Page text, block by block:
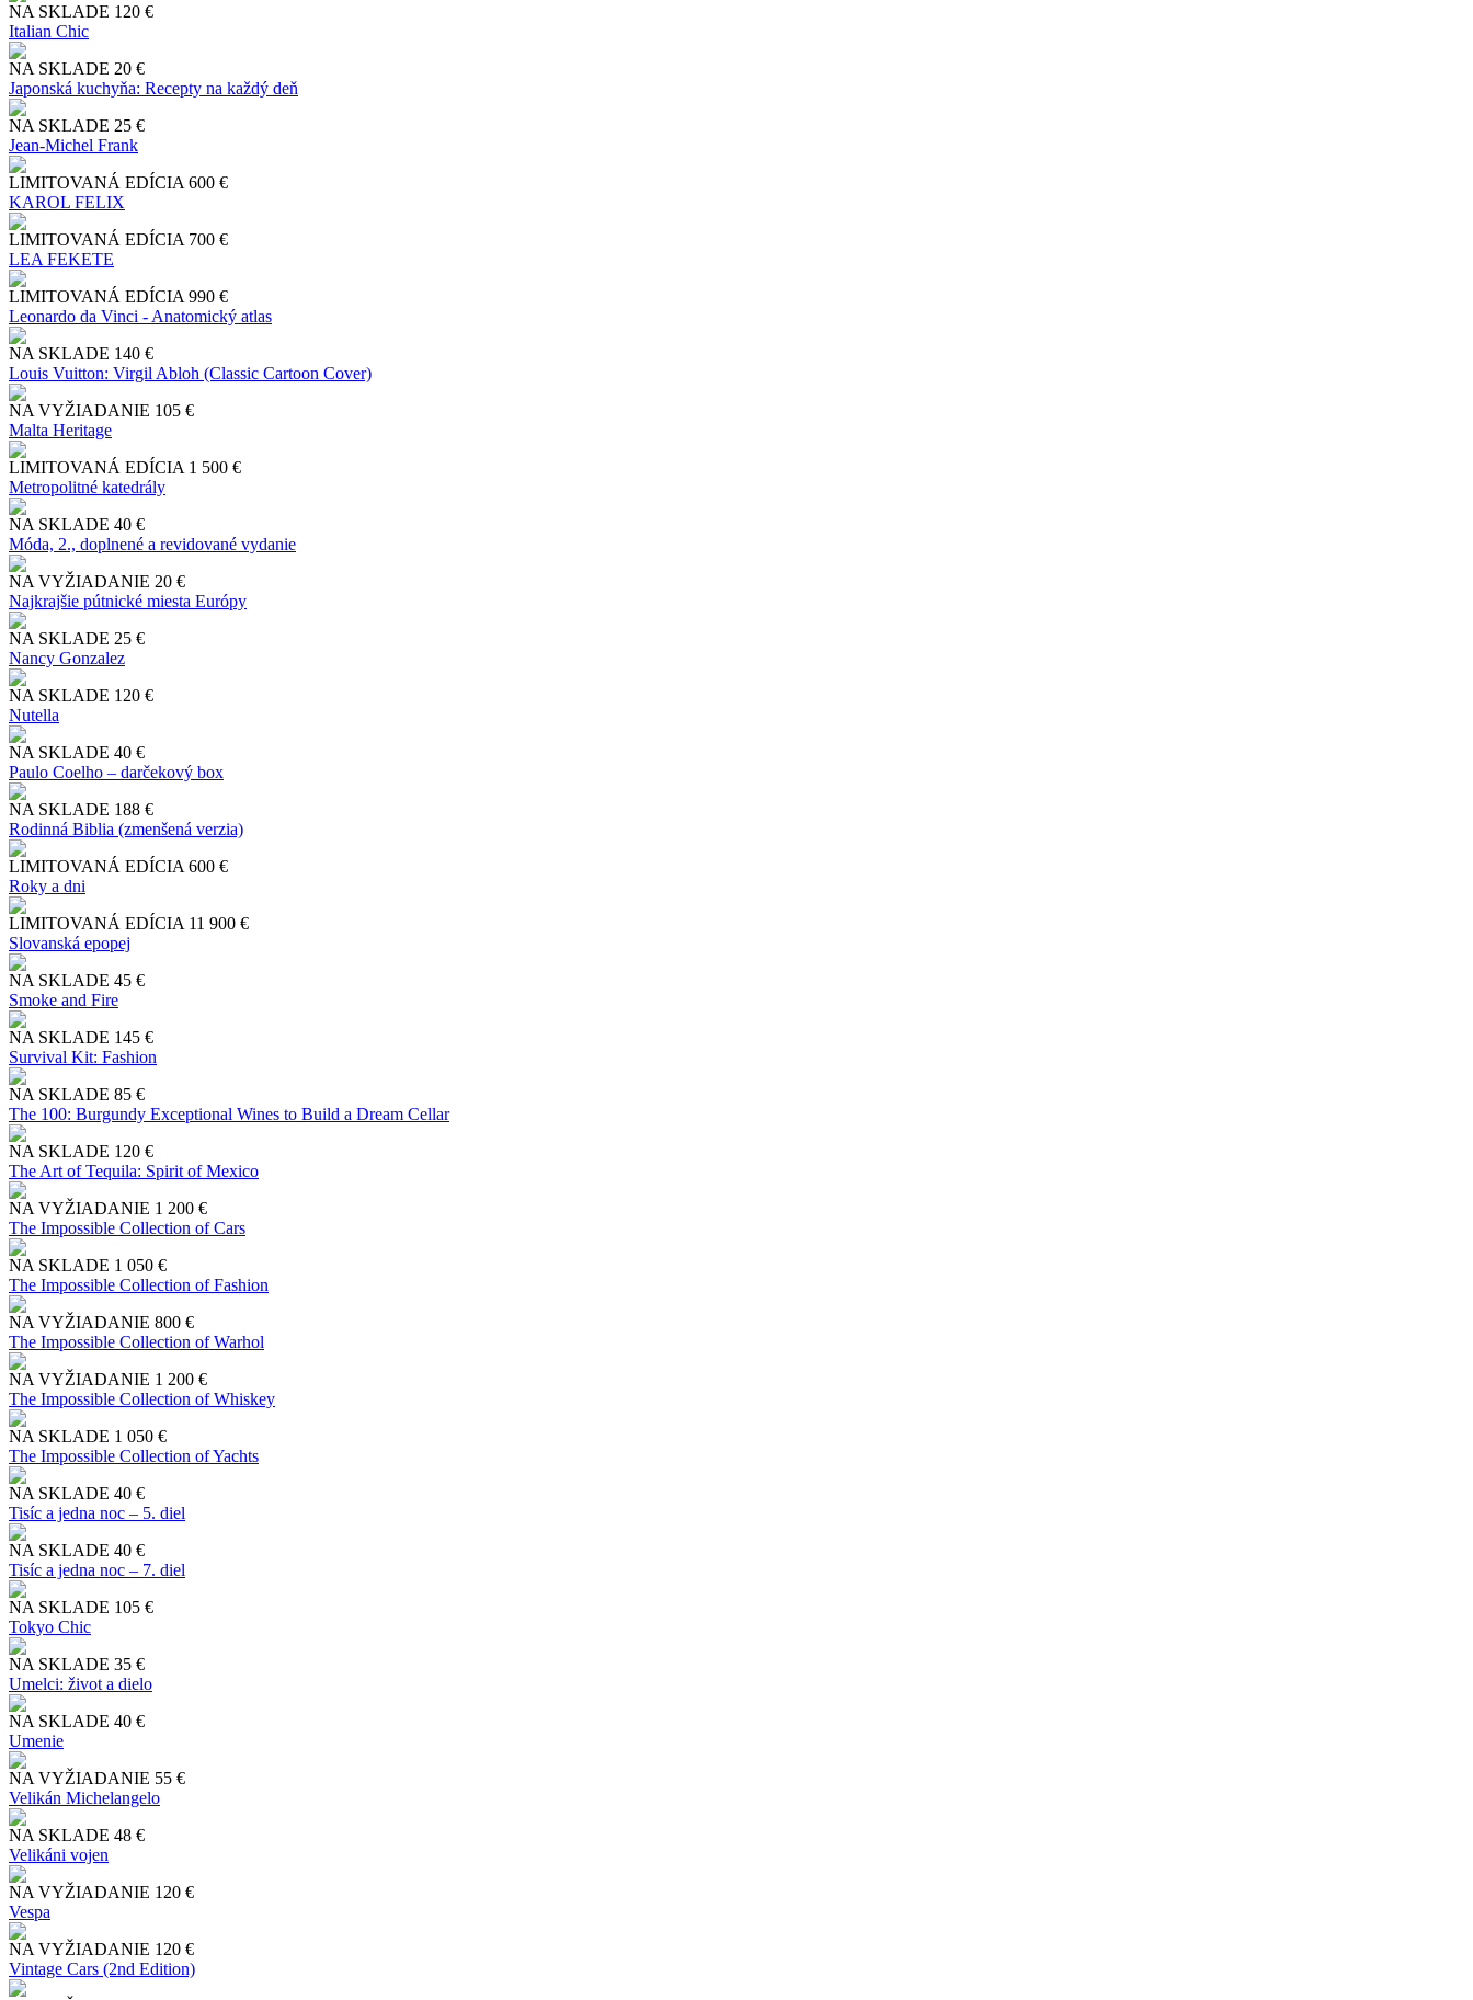
NA SKLADE 120 €
Italian Chic
NA SKLADE 20 €
Japonská kuchyňa: Recepty na každý deň
NA SKLADE 25 €
Jean-Michel Frank
LIMITOVANÁ EDÍCIA 600 €
KAROL FELIX
LIMITOVANÁ EDÍCIA 700 €
LEA FEKETE
LIMITOVANÁ EDÍCIA 990 €
Leonardo da Vinci - Anatomický atlas
NA SKLADE 140 €
Louis Vuitton: Virgil Abloh (Classic Cartoon Cover)
NA VYŽIADANIE 105 €
Malta Heritage
LIMITOVANÁ EDÍCIA 1 500 €
Metropolitné katedrály
NA SKLADE 40 €
Móda, 2., doplnené a revidované vydanie
NA VYŽIADANIE 20 €
Najkrajšie pútnické miesta Európy
NA SKLADE 25 €
Nancy Gonzalez
NA SKLADE 120 €
Nutella
NA SKLADE 40 €
Paulo Coelho – darčekový box
NA SKLADE 188 €
Rodinná Biblia (zmenšená verzia)
LIMITOVANÁ EDÍCIA 600 €
Roky a dni
LIMITOVANÁ EDÍCIA 11 900 €
Slo​vanská epopej
NA SKLADE 45 €
Smoke and Fire
NA SKLADE 145 €
Survival Kit: Fashion
NA SKLADE 85 €
The 100: Burgundy Exceptional Wines to Build a Dream Cellar
NA SKLADE 120 €
The Art of Tequila: Spirit of Mexico
NA VYŽIADANIE 1 200 €
The Impossible Collection of Cars
NA SKLADE 1 050 €
The Impossible Collection of Fashion
NA VYŽIADANIE 800 €
The Impossible Collection of Warhol
NA VYŽIADANIE 1 200 €
The Impossible Collection of Whiskey
NA SKLADE 1 050 €
The Impossible Collection of Yachts
NA SKLADE 40 €
Tisíc a jedna noc – 5. diel
NA SKLADE 40 €
Tisíc a jedna noc – 7. diel
NA SKLADE 105 €
Tokyo Chic
NA SKLADE 35 €
Umelci: život a dielo
NA SKLADE 40 €
Umenie
NA VYŽIADANIE 55 €
Velikán Michelangelo
NA SKLADE 48 €
Velikáni vojen
NA VYŽIADANIE 120 €
Vespa
NA VYŽIADANIE 120 €
Vintage Cars (2nd Edition)